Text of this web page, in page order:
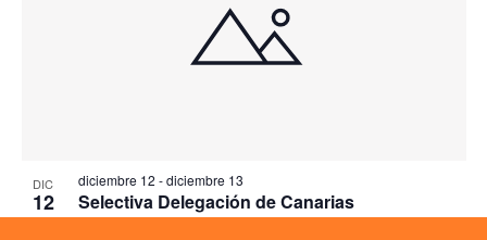
DIC
12
diciembre 12 -diciembre 13
Selectiva Delegación de Canarias